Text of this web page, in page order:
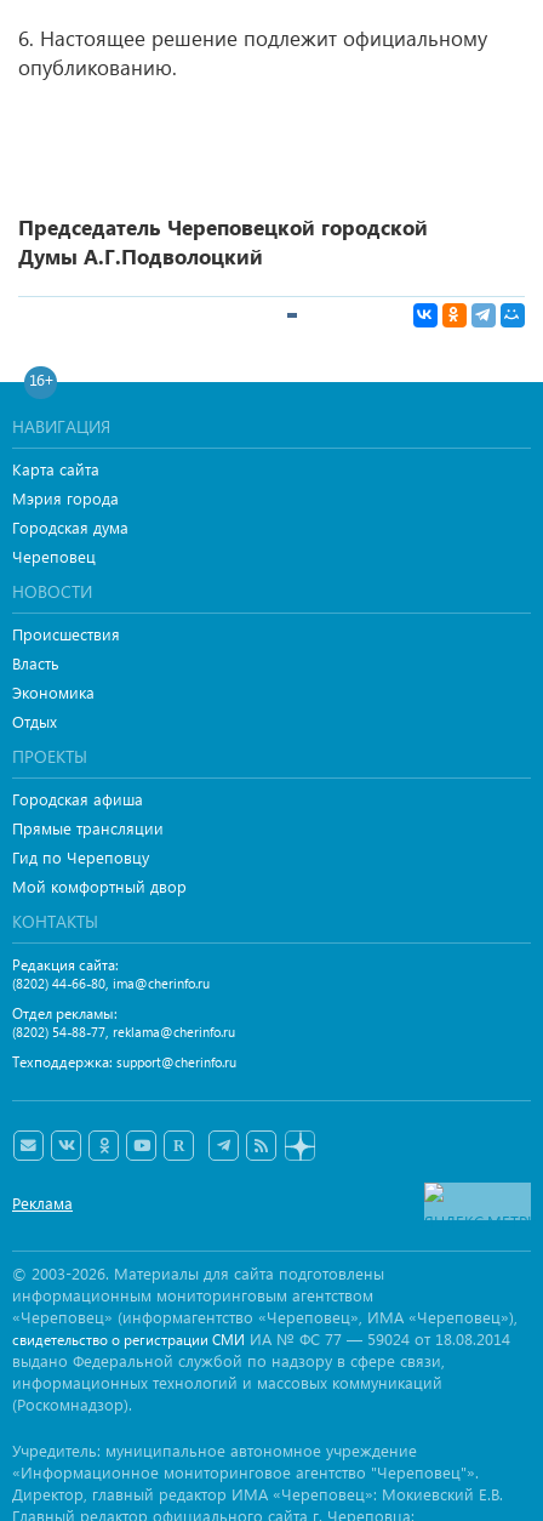
6. Настоящее решение подлежит официальному
опубликованию.
Председатель Череповецкой городской
Думы А.Г.Подволоцкий
16+
НАВИГАЦИЯ
Карта сайта
Мэрия города
Городская дума
Череповец
НОВОСТИ
Происшествия
Власть
Экономика
Отдых
ПРОЕКТЫ
Городская афиша
Прямые трансляции
Гид по Череповцу
Мой комфортный двор
КОНТАКТЫ
Редакция сайта:
(8202) 44-66-80, ima@cherinfo.ru
Отдел рекламы:
(8202) 54-88-77, reklama@cherinfo.ru
Техподдержка: support@cherinfo.ru
Реклама
© 2003-2026. Материалы для сайта подготовлены
информационным мониторинговым агентством
«Череповец» (информагентство «Череповец», ИМА «Череповец»),
свидетельство о регистрации СМИ ИА № ФС 77 — 59024 от 18.08.2014
выдано Федеральной службой по надзору в сфере связи,
информационных технологий и массовых коммуникаций
(Роскомнадзор).
Учредитель: муниципальное автономное учреждение
«Информационное мониторинговое агентство "Череповец"».
Директор, главный редактор ИМА «Череповец»: Мокиевский Е.В.
Главный редактор официального сайта г. Череповца: